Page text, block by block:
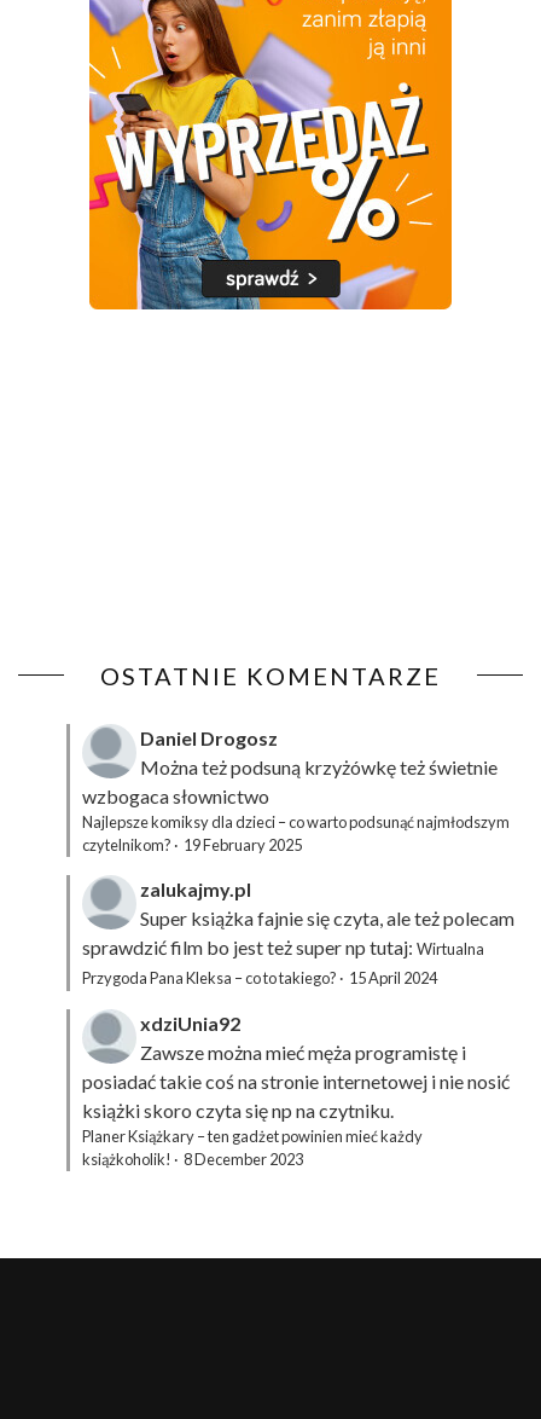
OSTATNIE KOMENTARZE
Daniel Drogosz
Można też podsuną krzyżówkęteż świetnie
wzbogaca słownictwo
Najlepsze komiksy dla dzieci – co warto podsunąć najmłodszym
czytelnikom? · 19 February 2025
zalukajmy.pl
Super książka fajnie się czyta, ale też polecam
sprawdzić film bo jest też super np tutaj: Wirtualna
Przygoda Pana Kleksa – co to takiego? · 15 April 2024
xdziUnia92
Zawsze można mieć męża programistę i
posiadać takie coś na stronie internetowej i nie nosić
książki skoro czyta się np na czytniku.
Planer Książkary – ten gadżet powinien mieć każdy
książkoholik! · 8 December 2023